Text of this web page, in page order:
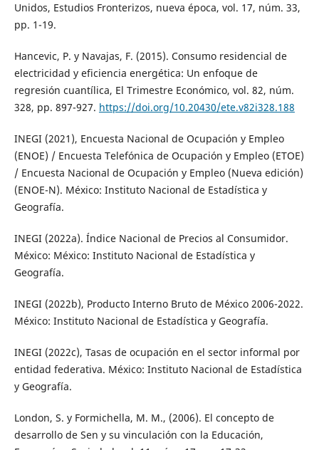
Unidos, Estudios Fronterizos, nueva época, vol. 17, núm. 33,
pp. 1-19.
Hancevic, P. y Navajas, F. (2015). Consumo residencial de
electricidad y eficiencia energética: Un enfoque de
regresión cuantílica, El Trimestre Económico, vol. 82, núm.
328, pp. 897-927. https://doi.org/10.20430/ete.v82i328.188
INEGI (2021), Encuesta Nacional de Ocupación y Empleo
(ENOE) / Encuesta Telefónica de Ocupación y Empleo (ETOE)
/ Encuesta Nacional de Ocupación y Empleo (Nueva edición)
(ENOE-N). México: Instituto Nacional de Estadística y
Geografía.
INEGI (2022a). Índice Nacional de Precios al Consumidor.
México: México: Instituto Nacional de Estadística y
Geografía.
INEGI (2022b), Producto Interno Bruto de México 2006-2022.
México: Instituto Nacional de Estadística y Geografía.
INEGI (2022c), Tasas de ocupación en el sector informal por
entidad federativa. México: Instituto Nacional de Estadística
y Geografía.
London, S. y Formichella, M. M., (2006). El concepto de
desarrollo de Sen y su vinculación con la Educación,